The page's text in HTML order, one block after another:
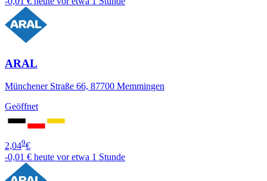
ARAL
Münchener Straße 66, 87700 Memmingen
Geöffnet
2,049€
-0,01 € heute vor etwa 1 Stunde